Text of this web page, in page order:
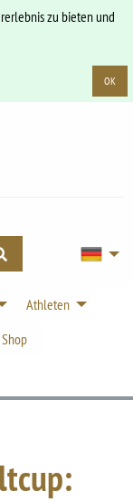
zu bieten und
OK
Athleten
Shop